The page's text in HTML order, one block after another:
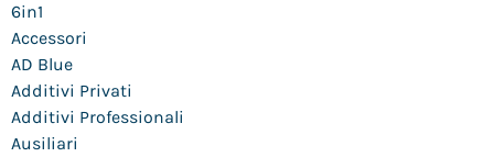
6in1
Accessori
AD Blue
Additivi Privati
Additivi Professionali
Ausiliari